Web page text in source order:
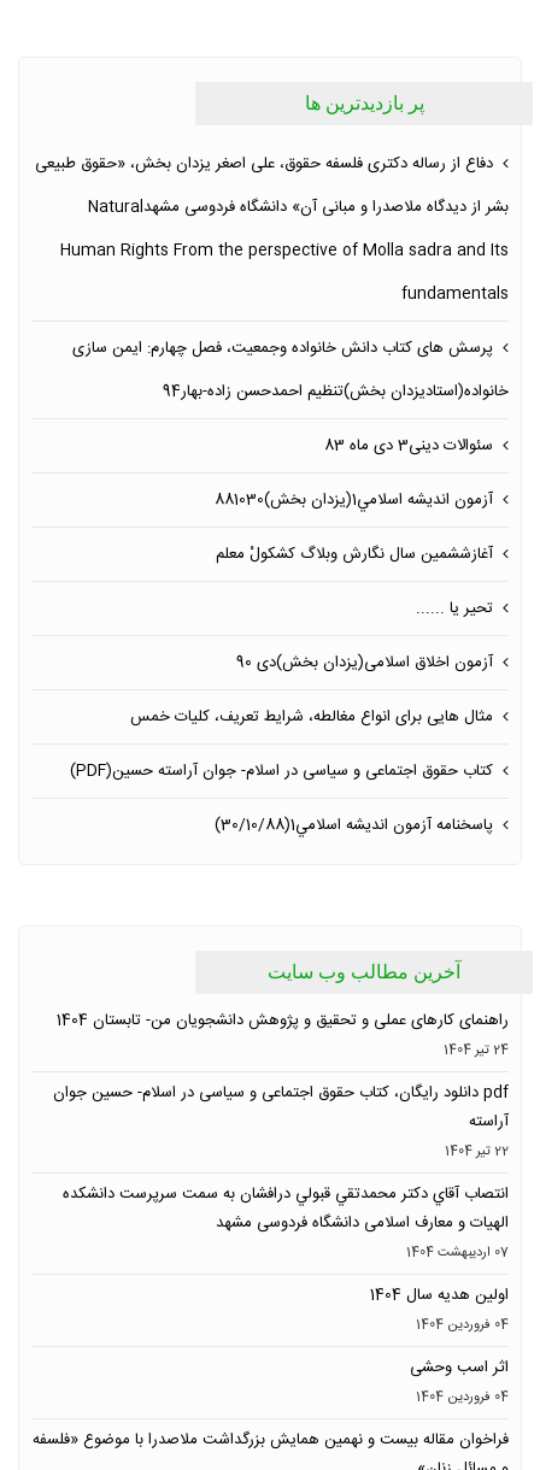
پر بازدیدترین ها
دفاع از رساله دکتری فلسفه حقوق، علی اصغر یزدان بخش، «حقوق طبیعی
بشر از دیدگاه ملاصدرا و مبانی آن» دانشگاه فردوسی مشهدNatural
Human Rights From the perspective of Molla sadra and Its
fundamentals
پرسش های کتاب دانش خانواده وجمعیت، فصل چهارم: ایمن سازی
خانواده(استادیزدان بخش)تنظیم احمدحسن زاده-بهار94
سئوالات دینی3 دی ماه 83
آزمون انديشه اسلامي1(یزدان بخش)881030
آغازششمین سال نگارش وبلاگ كشكولْ معلم
تحیر یا ......
آزمون اخلاق اسلامی(یزدان بخش)دی 90
مثال هایی برای انواع مغالطه، شرایط تعریف، کلیات خمس
کتاب حقوق اجتماعی و سياسى در اسلام- جوان آراسته حسين‏(PDF)
پاسخنامه آزمون انديشه اسلامي1(30/10/88)
آخرین مطالب وب سایت
راهنمای کارهای عملی و تحقیق و پژوهش دانشجویان من- تابستان 1404
24 تیر 1404
pdf دانلود رایگان، کتاب حقوق اجتماعی و سیاسی در اسلام- حسین جوان
آراسته
22 تیر 1404
انتصاب آقاي دكتر محمدتقي قبولي درافشان به سمت سرپرست دانشکده
الهیات و معارف اسلامی دانشگاه فردوسی مشهد
07 ارديبهشت 1404
اولین هدیه سال 1404
04 فروردين 1404
اثر اسب وحشی
04 فروردين 1404
فراخوان مقاله بیست و نهمین همایش بزرگداشت ملاصدرا با موضوع «فلسفه